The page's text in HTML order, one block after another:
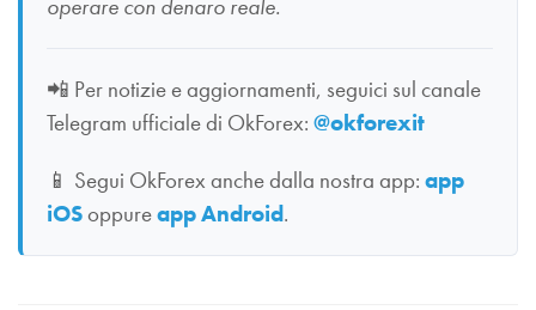
operare con denaro reale.
📲 Per notizie e aggiornamenti, seguici sul canale
Telegram ufficiale di OkForex: @okforexit
📱 Segui OkForex anche dalla nostra app: app
iOSoppureapp Android.